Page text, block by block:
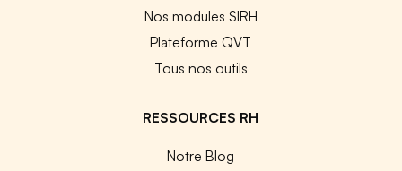
Nos modules SIRH
Plateforme QVT
Tous nos outils
RESSOURCES RH
Notre Blog